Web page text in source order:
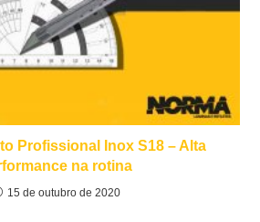
Profissional Inox S18 – Alta
na rotina
15 de outubro de 2020